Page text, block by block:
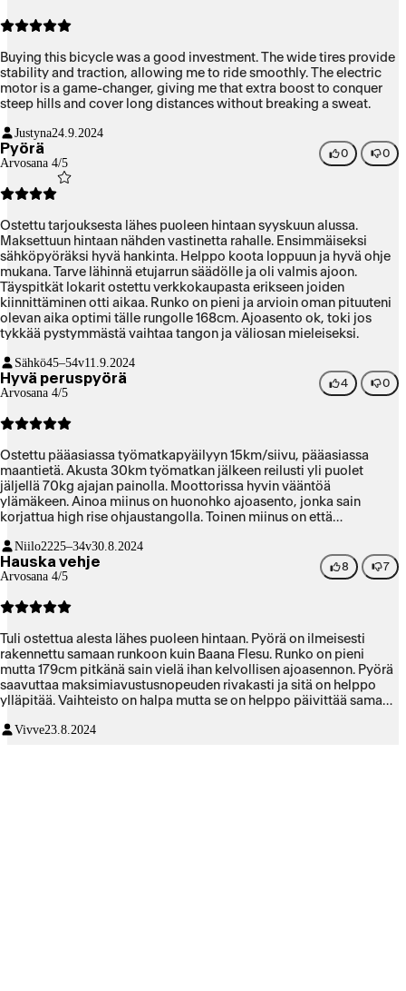
Buying this bicycle was a good investment. The wide tires provide
stability and traction, allowing me to ride smoothly. The electric
motor is a game-changer, giving me that extra boost to conquer
steep hills and cover long distances without breaking a sweat.
Justyna24.9.2024
Pyörä
Arvosana 4/5
0 0
Ostettu tarjouksesta lähes puoleen hintaan syyskuun alussa.
Maksettuun hintaan nähden vastinetta rahalle. Ensimmäiseksi
sähköpyöräksi hyvä hankinta. Helppo koota loppuun ja hyvä ohje
mukana. Tarve lähinnä etujarrun säädölle ja oli valmis ajoon.
Täyspitkät lokarit ostettu verkkokaupasta erikseen joiden
kiinnittäminen otti aikaa. Runko on pieni ja arvioin oman pituuteni
olevan aika optimi tälle rungolle 168cm. Ajoasento ok, toki jos
tykkää pystymmästä vaihtaa tangon ja väliosan mieleiseksi.
Sähkö45–54v11.9.2024
Hyvä peruspyörä
Arvosana 4/5
4 0
Ostettu pääasiassa työmatkapyäilyyn 15km/siivu, pääasiassa
maantietä. Akusta 30km työmatkan jälkeen reilusti yli puolet
jäljellä 70kg ajajan painolla. Moottorissa hyvin vääntöä
ylämäkeen. Ainoa miinus on huonohko ajoasento, jonka sain
korjattua high rise ohjaustangolla. Toinen miinus on että
kyseiseen asetukseen pääseekin käsiksi. Hyvä pyörä
tarjoushintaan.
Niilo2225–34v30.8.2024
Hauska vehje
Arvosana 4/5
8 7
Tuli ostettua alesta lähes puoleen hintaan. Pyörä on ilmeisesti
rakennettu samaan runkoon kuin Baana Flesu. Runko on pieni
mutta 179cm pitkänä sain vielä ihan kelvollisen ajoasennon. Pyörä
saavuttaa maksimiavustusnopeuden rivakasti ja sitä on helppo
ylläpitää. Vaihteisto on halpa mutta se on helppo päivittää samaan
näkyvillä joten niille täytyy keksiä jonkinlaista suojaa. Kelpo ostos
Vivve23.8.2024